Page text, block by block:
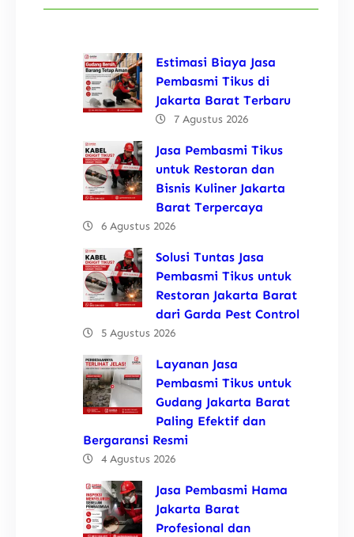
Estimasi Biaya Jasa
Pembasmi Tikus di
Jakarta Barat Terbaru
7 Agustus 2026
Jasa Pembasmi Tikus
untuk Restoran dan
Bisnis Kuliner Jakarta
Barat Terpercaya
6 Agustus 2026
Solusi Tuntas Jasa
Pembasmi Tikus untuk
Restoran Jakarta Barat
dari Garda Pest Control
5 Agustus 2026
Layanan Jasa
Pembasmi Tikus untuk
Gudang Jakarta Barat
Paling Efektif dan
Bergaransi Resmi
4 Agustus 2026
Jasa Pembasmi Hama
Jakarta Barat
Profesional dan